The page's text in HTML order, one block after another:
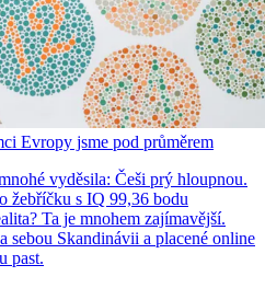
Evropy jsme pod průměrem
vyděsila: Češi prý hloupnou.
žebříčku s IQ 99,36 bodu
Ta je mnohem zajímavější.
sebou Skandinávii a placené online
past.